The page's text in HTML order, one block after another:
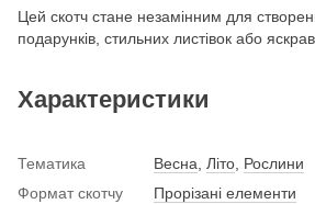
Цей скотч стане незамінним для
подарунків, стильних листівок або
Характеристики
Тематика Весна Літо Рослини
Формат скотчу
Прорізані елементи